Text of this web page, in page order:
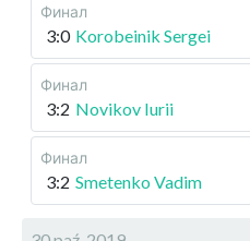
Финал
3:0 Korobeinik Sergei
Финал
3:2 Novikov Iurii
Финал
3:2 Smetenko Vadim